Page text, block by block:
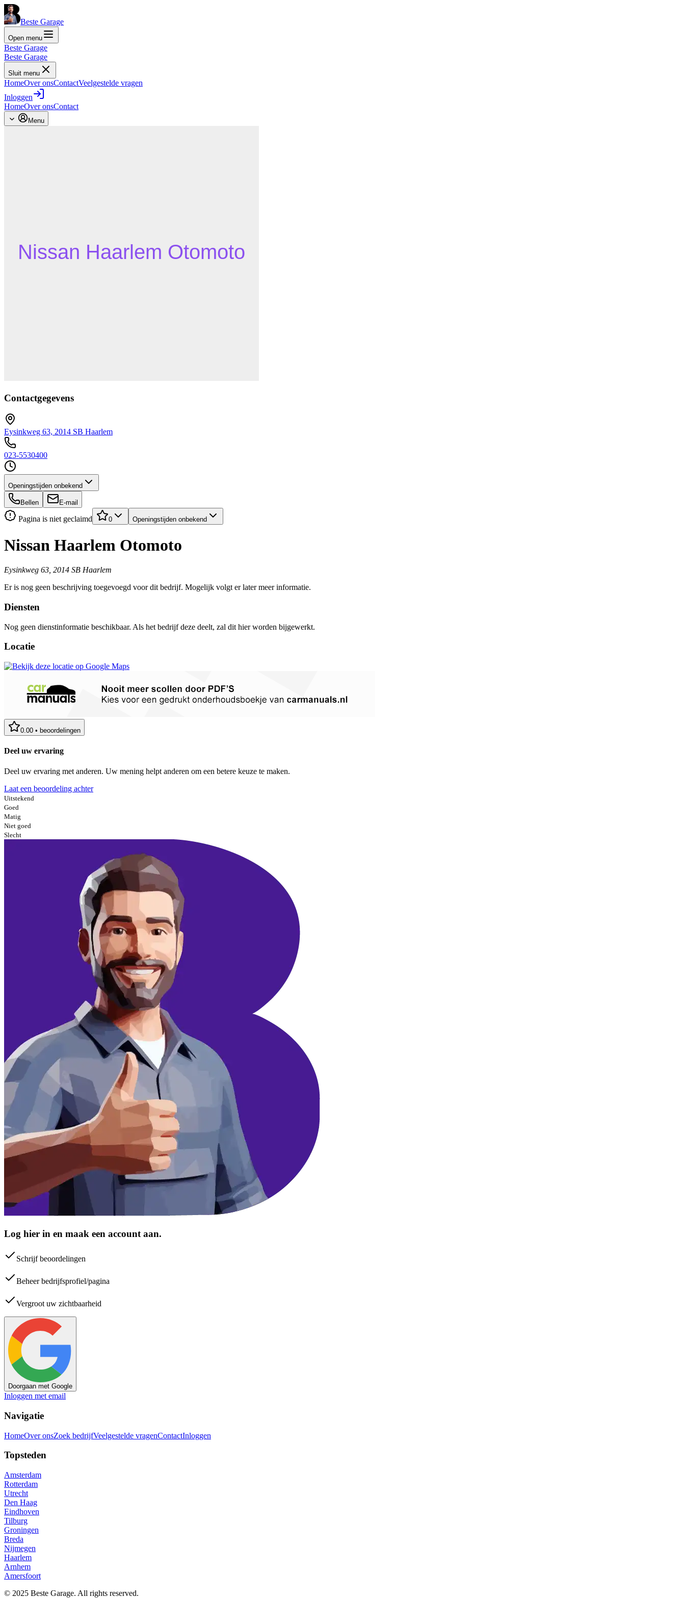
Beste Garage
Open menu
Beste Garage
Beste Garage
Sluit menu
HomeOver onsContactVeelgestelde vragen
Inloggen
HomeOver onsContact
Menu
Contactgegevens
Eysinkweg 63, 2014 SB Haarlem
023-5530400
Openingstijden onbekend
Bellen E-mail
Pagina is niet geclaimd 0 Openingstijden onbekend
Nissan Haarlem Otomoto
Eysinkweg 63, 2014 SB Haarlem
Er is nog geen beschrijving toegevoegd voor dit bedrijf. Mogelijk volgt er later meer informatie.
Diensten
Nog geen dienstinformatie beschikbaar. Als het bedrijf deze deelt, zal dit hier worden bijgewerkt.
Locatie
0.00 • beoordelingen
Deel uw ervaring
Deel uw ervaring met anderen. Uw mening helpt anderen om een betere keuze te maken.
Laat een beoordeling achter
Uitstekend
Goed
Matig
Niet goed
Slecht
Log hier in en maak een account aan.
Schrijf beoordelingen
Beheer bedrijfsprofiel/pagina
Vergroot uw zichtbaarheid
Doorgaan met Google
Inloggen met email
Navigatie
HomeOver onsZoek bedrijfVeelgestelde vragenContactInloggen
Topsteden
Amsterdam
Rotterdam
Utrecht
Den Haag
Eindhoven
Tilburg
Groningen
Breda
Nijmegen
Haarlem
Arnhem
Amersfoort
© 2025 Beste Garage. All rights reserved.